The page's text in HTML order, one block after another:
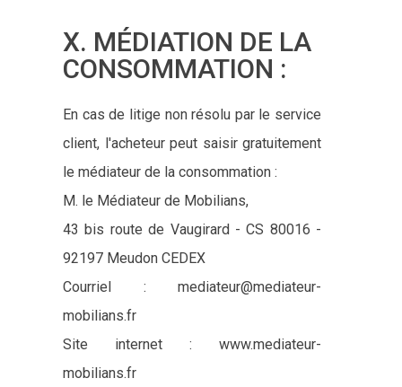
X. MÉDIATION DE LA
CONSOMMATION :
En cas de litige non résolu par le service
client, l'acheteur peut saisir gratuitement
le médiateur de la consommation :
M. le Médiateur de Mobilians,
43 bis route de Vaugirard - CS 80016 -
92197 Meudon CEDEX
Courriel : mediateur@mediateur-
mobilians.fr
Site internet : www.mediateur-
mobilians.fr